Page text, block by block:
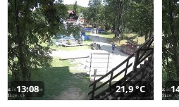
13:08 21,9 °C